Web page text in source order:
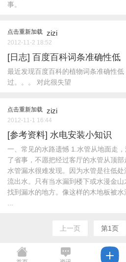
事。
点击重新加载 zizi
2012-11-2 18:52
[日志] 百度百科词条准确性低
最近发现百度百科的植物词条准确性
过。。。 对此很失望
点击重新加载 zizi
2012-11-1 16:44
[参考资料] 水电安装小知识
一、常见的水路遗憾 1.水管从地面走
了省事，不愿把经过客厅的水管从顶
水管漏水很难发现。因为水管是往低
流出水。只有当水漏到楼下或水漫金
找到漏水的地方。像这样的木地板被
上一页 第1页